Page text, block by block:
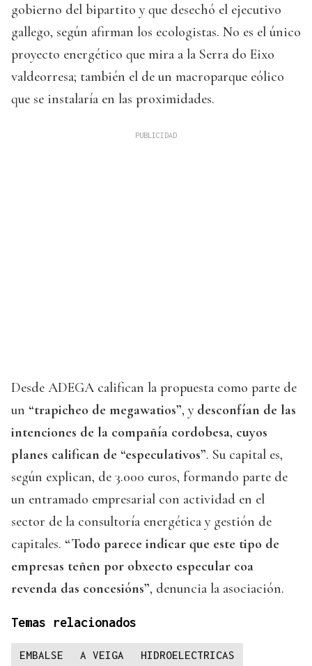
gobierno del bipartito y que desechó el ejecutivo
gallego, según afirman los ecologistas. No es el único
proyecto energético que mira a la Serra do Eixo
valdeorresa; también el de un macroparque eólico
que se instalaría en las proximidades.
Desde ADEGA califican la propuesta como parte de
un “trapicheo de megawatios”, y desconfían de las
intenciones de la compañía cordobesa, cuyos
planes califican de “especulativos”. Su capital es,
según explican, de 3.000 euros, formando parte de
un entramado empresarial con actividad en el
sector de la consultoría energética y gestión de
capitales. “Todo parece indicar que este tipo de
empresas teñen por obxecto especular coa
revenda das concesións”, denuncia la asociación.
Temas relacionados
EMBALSE A VEIGA
HIDROELECTRICAS